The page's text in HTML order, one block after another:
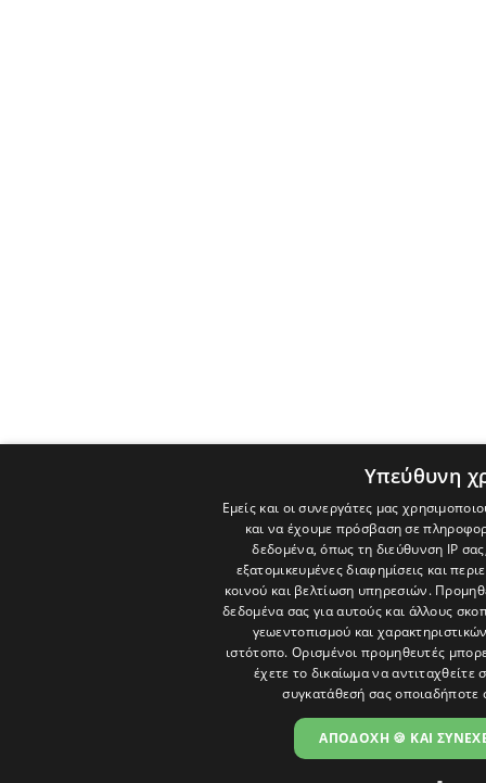
Υπεύθυνη
Εμείς και οι συνεργάτες μας
και να έχουμε πρόσβαση σε
δεδομένα, όπως τη διεύθυνση IP
εξατομικευμένες διαφημίσεις και
κοινού και βελτίωση υπηρεσιών.
δεδομένα σας για αυτούς και άλλους
γεωεντοπισμού και
ιστότοπο. Ορισμένοι προμηθευτές
έχετε το δικαίωμα να αντιταχθείτε
συγκατάθεσή σας οποιαδήποτε
ΑΠΟΔΟΧΗ 🍪 ΚΑΙ